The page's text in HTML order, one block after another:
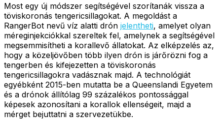
Most egy új módszer segítségével szorítanák vissza a
töviskoronás tengericsillagokat. A megoldást a
RangerBot nevű víz alatti drón jelentheti, amelyet olyan
méreginjekciókkal szereltek fel, amelynek a segítségével
megsemmisítheti a korallevő állatokat. Az elképzelés az,
hogy a közeljövőben több ilyen drón is járőrözni fog a
tengerben és kifejezetten a töviskoronás
tengericsillagokra vadásznak majd. A technológiát
egyébként 2015-ben mutatta be a Queenslandi Egyetem
és a drónok állítólag 99 százalékos pontossággal
képesek azonosítani a korallok ellenségeit, majd a
mérget bejuttatni a szervezetükbe.